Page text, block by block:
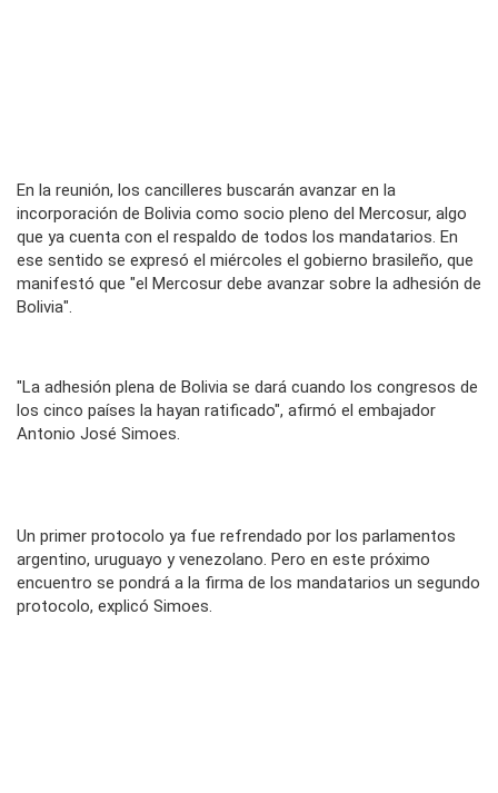
En la reunión, los cancilleres buscarán avanzar en la
incorporación de Bolivia como socio pleno del Mercosur, algo
que ya cuenta con el respaldo de todos los mandatarios. En
ese sentido se expresó el miércoles el gobierno brasileño, que
manifestó que "el Mercosur debe avanzar sobre la adhesión de
Bolivia".
"La adhesión plena de Bolivia se dará cuando los congresos de
los cinco países la hayan ratificado", afirmó el embajador
Antonio José Simoes.
Un primer protocolo ya fue refrendado por los parlamentos
argentino, uruguayo y venezolano. Pero en este próximo
encuentro se pondrá a la firma de los mandatarios un segundo
protocolo, explicó Simoes.